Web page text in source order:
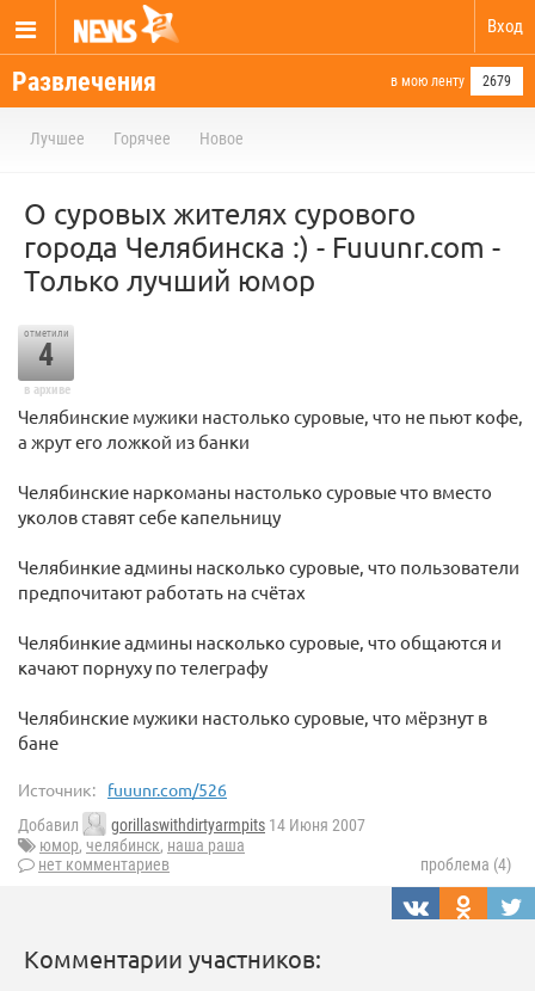
Вход
Развлечения в мою ленту 2679
Лучшее Горячее Новое
О суровых жителях сурового
города Челябинска :) - Fuuunr.com -
Только лучший юмор
отметили
4
в архиве
Челябинские мужики настолько суровые, что не пьют кофе,
а жрут его ложкой из банки
Челябинские наркоманы настолько суровые что вместо
уколов ставят себе капельницу
Челябинкие админы насколько суровые, что пользователи
предпочитают работать на счётах
Челябинкие админы насколько суровые, что общаются и
качают порнуху по телеграфу
Челябинские мужики настолько суровые, что мёрзнут в
бане
Источник: fuuunr.com/526
Добавил gorillaswithdirtyarmpits 14 Июня 2007
юмор, челябинск, наша раша
нет комментариев
проблема (4)
Комментарии участников: